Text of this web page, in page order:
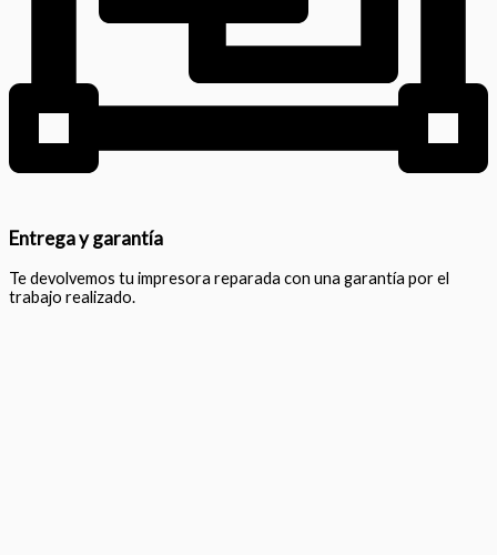
Entrega y garantía
Te devolvemos tu impresora reparada con una garantía por el
trabajo realizado.